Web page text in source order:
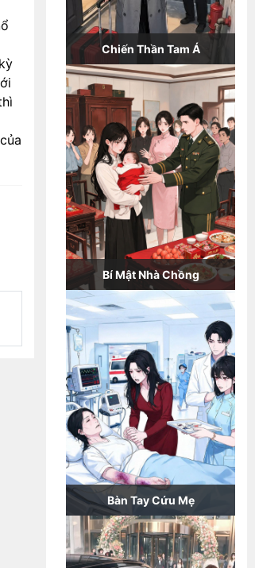
Chiến Thần Tam Á
Bí Mật Nhà Chồng
Bàn Tay Cứu Mẹ